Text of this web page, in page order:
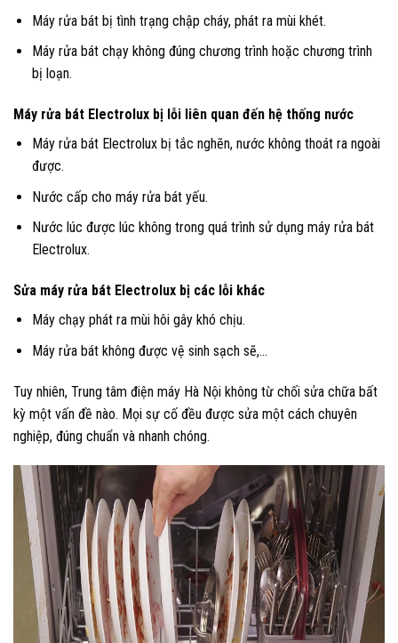
Máy rửa bát bị tình trạng chập cháy, phát ra mùi khét.
Máy rửa bát chạy không đúng chương trình hoặc chương trình
bị loạn.
Máy rửa bát Electrolux bị lỗi liên quan đến hệ thống nước
Máy rửa bát Electrolux bị tắc nghẽn, nước không thoát ra ngoài
được.
Nước cấp cho máy rửa bát yếu.
Nước lúc được lúc không trong quá trình sử dụng máy rửa bát
Electrolux.
Sửa máy rửa bát Electrolux bị các lỗi khác
Máy chạy phát ra mùi hôi gây khó chịu.
Máy rửa bát không được vệ sinh sạch sẽ,…
Tuy nhiên, Trung tâm điện máy Hà Nội không từ chối sửa chữa bất
kỳ một vấn đề nào. Mọi sự cố đều được sửa một cách chuyên
nghiệp, đúng chuẩn và nhanh chóng.